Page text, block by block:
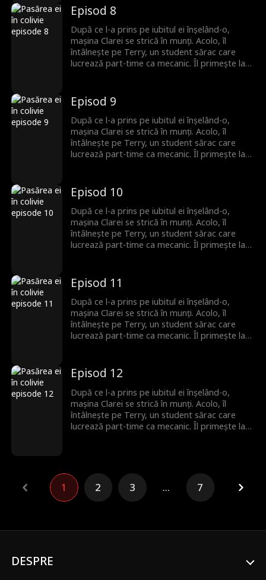
se prăbușește sub greutatea secretului său,
iar Terry pleacă, neștiind că Clara este
însărcinată. Ani mai târziu, el se întoarce cu
putere și bogăție, iar povestea lor de
dragoste începe din nou.
Episod 8
După ce l-a prins pe iubitul ei înșelând-o,
mașina Clarei se strică în munți. Acolo, îl
întâlnește pe Terry, un student sărac care
lucrează part-time ca mecanic. Îl primește la
se prăbușește sub greutatea secretului său,
iar Terry pleacă, neștiind că Clara este
însărcinată. Ani mai târziu, el se întoarce cu
putere și bogăție, iar povestea lor de
dragoste începe din nou.
Episod 9
După ce l-a prins pe iubitul ei înșelând-o,
mașina Clarei se strică în munți. Acolo, îl
întâlnește pe Terry, un student sărac care
lucrează part-time ca mecanic. Îl primește la
se prăbușește sub greutatea secretului său,
iar Terry pleacă, neștiind că Clara este
însărcinată. Ani mai târziu, el se întoarce cu
putere și bogăție, iar povestea lor de
dragoste începe din nou.
Episod 10
După ce l-a prins pe iubitul ei înșelând-o,
mașina Clarei se strică în munți. Acolo, îl
întâlnește pe Terry, un student sărac care
lucrează part-time ca mecanic. Îl primește la
se prăbușește sub greutatea secretului său,
iar Terry pleacă, neștiind că Clara este
însărcinată. Ani mai târziu, el se întoarce cu
putere și bogăție, iar povestea lor de
dragoste începe din nou.
Episod 11
După ce l-a prins pe iubitul ei înșelând-o,
mașina Clarei se strică în munți. Acolo, îl
întâlnește pe Terry, un student sărac care
lucrează part-time ca mecanic. Îl primește la
se prăbușește sub greutatea secretului său,
iar Terry pleacă, neștiind că Clara este
însărcinată. Ani mai târziu, el se întoarce cu
putere și bogăție, iar povestea lor de
dragoste începe din nou.
Episod 12
După ce l-a prins pe iubitul ei înșelând-o,
mașina Clarei se strică în munți. Acolo, îl
întâlnește pe Terry, un student sărac care
lucrează part-time ca mecanic. Îl primește la
iar Terry pleacă, neștiind că Clara este
însărcinată. Ani mai târziu, el se întoarce cu
putere și bogăție, iar povestea lor de
dragoste începe din nou.
1 2 3 ... 7
DESPRE